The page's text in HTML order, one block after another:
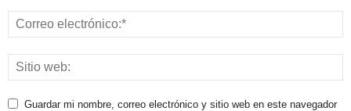
Guardar mi nombre, correo electrónico y sitio web en este navegador